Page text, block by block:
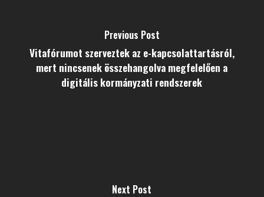
Previous Post
Vitafórumot szerveztek az e-kapcsolattartásról,
mert nincsenek összehangolva megfelelően a
digitális kormányzati rendszerek
Next Post